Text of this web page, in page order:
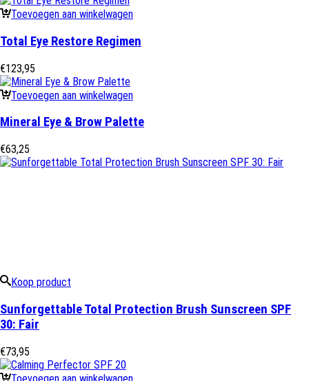
Toevoegen aan winkelwagen
Total Eye Restore Regimen
€123,95
Toevoegen aan winkelwagen
Mineral Eye & Brow Palette
€63,25
Koop product
Sunforgettable Total Protection Brush Sunscreen SPF
30: Fair
€73,95
Toevoegen aan winkelwagen